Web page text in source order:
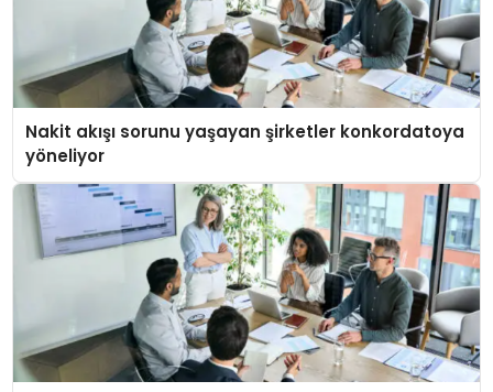
Nakit akışı sorunu yaşayan şirketler konkordatoya
yöneliyor